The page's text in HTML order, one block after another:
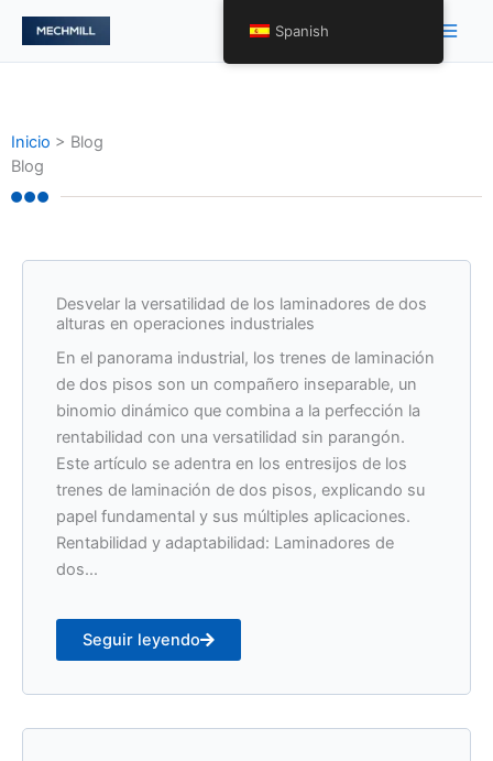
内
Inicio > Blog
Blog
Desvelar la versatilidad de los laminadores de dos
alturas en operaciones industriales
En el panorama industrial, los trenes de laminación
de dos pisos son un compañero inseparable, un
binomio dinámico que combina a la perfección la
rentabilidad con una versatilidad sin parangón.
Este artículo se adentra en los entresijos de los
trenes de laminación de dos pisos, explicando su
papel fundamental y sus múltiples aplicaciones.
Rentabilidad y adaptabilidad: Laminadores de
dos...
Seguir leyendo
Spanish